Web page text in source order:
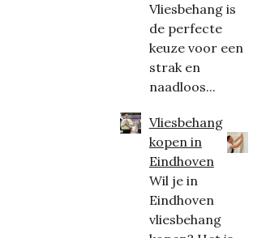
Vliesbehang is
de perfecte
keuze voor een
strak en
naadloos...
Vliesbehang
kopen in
Eindhoven
Wil je in
Eindhoven
vliesbehang